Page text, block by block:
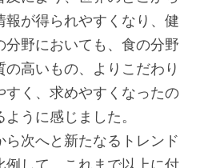
報が得られやすくなり、健
分野においても、食の分野
高いもの、よりこだわり
すく、求めやすくなったの
うに感じました。
ら次へと新たなるトレンド
例して、これまで以上に付